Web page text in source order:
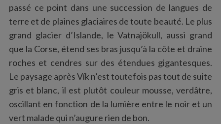
passé ce point dans une succession de langues de
terre et de plaines glaciaires de toute beauté. Le plus
grand glacier d’Islande, le Vatnajökull, aussi grand
que la Corse, étend ses bras jusqu’à la côte et draine
roches et cendres sur des étendues gigantesques.
Le paysage après Vík n’est toutefois pas tout de suite
gris et blanc, il est plutôt couleur mousse, verdâtre,
oscillant en fonction de la lumière entre le noir et un
vert malade qui n’augure rien de bon.